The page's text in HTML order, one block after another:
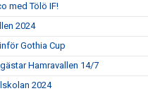
med Tölö IF!
2024
Gothia Cup
Hamravallen 14/7
2024